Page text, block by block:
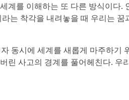
계를 이해하는 또 다른 방식이다
는 착각을 내려놓을 때 우리는
자 동시에 세계를 새롭게 마주하
린 사고의 경계를 풀어헤친다.